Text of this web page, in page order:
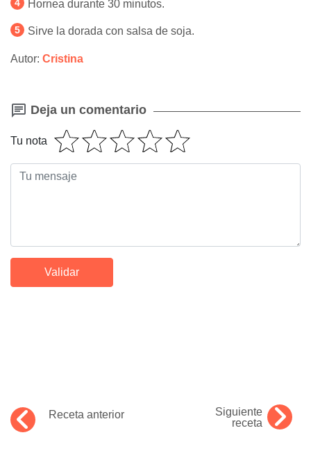
Hornea durante 30 minutos.
Sirve la dorada con salsa de soja.
Autor: Cristina
Deja un comentario
Tu nota
Receta anterior
Siguiente
receta